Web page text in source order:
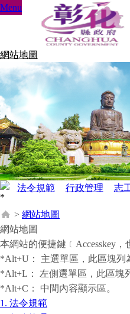
Menu
網站地圖
法令規範 行政管理 志
> 網站地圖
網站地圖
本網站的便捷鍵﹝Accesskey，
*Alt+U：
主選單區，此區塊列
*Alt+L：
左側選單區，此區塊
*Alt+C：
中間內容顯示區。
1. 法令規範